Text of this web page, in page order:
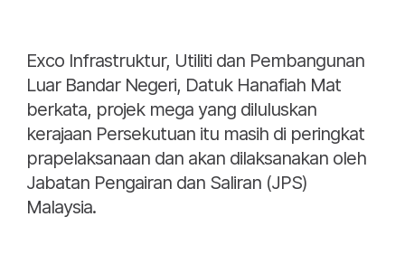
Exco Infrastruktur, Utiliti dan Pembangunan
Luar Bandar Negeri, Datuk Hanafiah Mat
berkata, projek mega yang diluluskan
kerajaan Persekutuan itu masih di peringkat
prapelaksanaan dan akan dilaksanakan oleh
Jabatan Pengairan dan Saliran (JPS)
Malaysia.